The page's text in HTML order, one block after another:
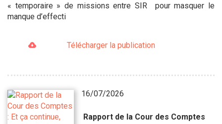
« temporaire » de missions entre SIR pour masquer le
manque d’effecti
Télécharger la publication
16/07/2026
Rapport de la Cour des Comptes